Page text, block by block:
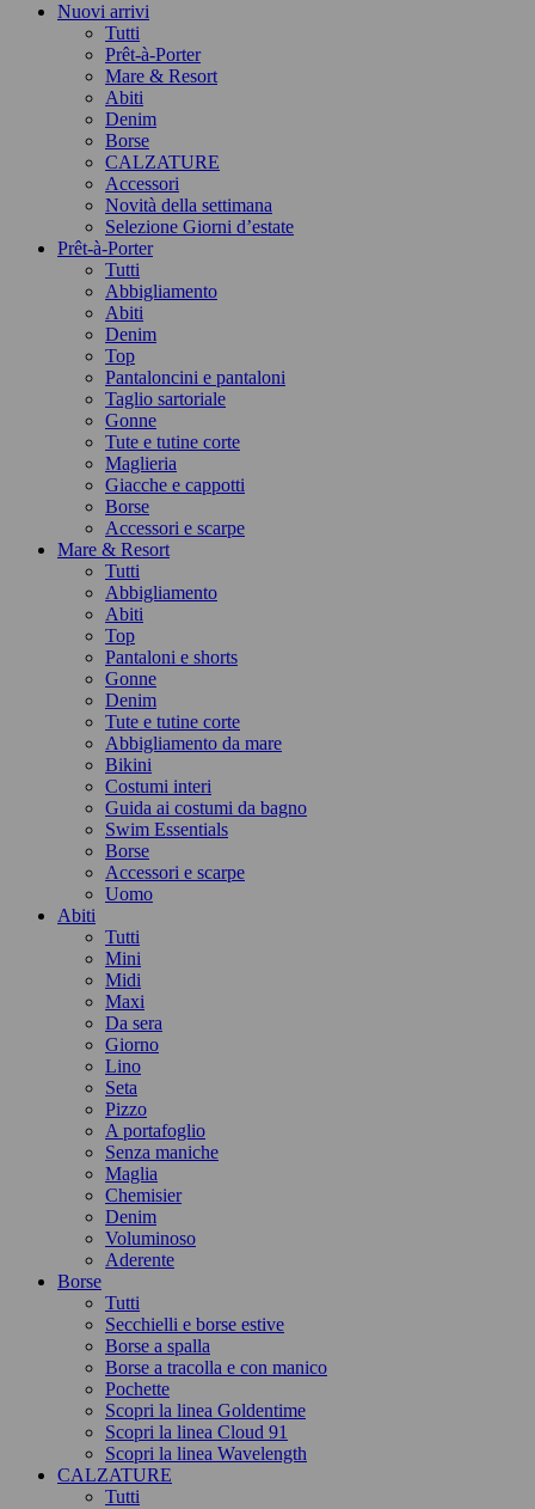
Nuovi arrivi
Tutti
Prêt-à-Porter
Mare & Resort
Abiti
Denim
Borse
CALZATURE
Accessori
Novità della settimana
Selezione Giorni d’estate
Prêt-à-Porter
Tutti
Abbigliamento
Abiti
Denim
Top
Pantaloncini e pantaloni
Taglio sartoriale
Gonne
Tute e tutine corte
Maglieria
Giacche e cappotti
Borse
Accessori e scarpe
Mare & Resort
Tutti
Abbigliamento
Abiti
Top
Pantaloni e shorts
Gonne
Denim
Tute e tutine corte
Abbigliamento da mare
Bikini
Costumi interi
Guida ai costumi da bagno
Swim Essentials
Borse
Accessori e scarpe
Uomo
Abiti
Tutti
Mini
Midi
Maxi
Da sera
Giorno
Lino
Seta
Pizzo
A portafoglio
Senza maniche
Maglia
Chemisier
Denim
Voluminoso
Aderente
Borse
Tutti
Secchielli e borse estive
Borse a spalla
Borse a tracolla e con manico
Pochette
Scopri la linea Goldentime
Scopri la linea Cloud 91
Scopri la linea Wavelength
CALZATURE
Tutti